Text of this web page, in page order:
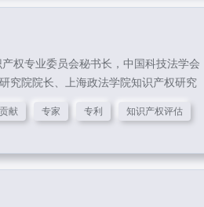
权专业委员会秘书长，中国科技法学会
究院院长、上海政法学院知识产权研究
上海区块链技术协会智库专家/科技评价
副秘书长，上海浦江企业知识产权合作
献 专家 专利 知识产权评估